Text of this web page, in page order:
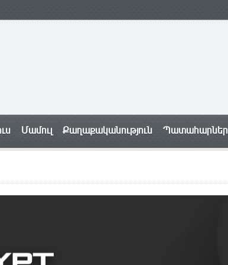
Մամուլ Քաղաքականություն Պատահարներ